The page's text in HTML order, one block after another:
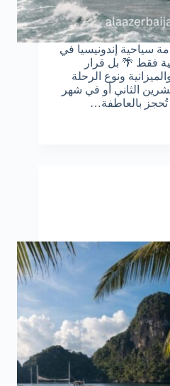
سياحية إندونيسيا في
فقط 🌴 بل قرار
ونوع الرحلة
الثاني أو في شهر